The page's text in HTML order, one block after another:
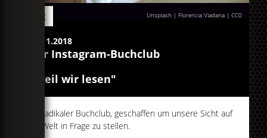
Unsplash | Florencia Viadana | CC0
Blog
06.11.2018
Der Instagram-Buchclub
"Weil wir lesen"
Ein radikaler Buchclub, geschaffen um unsere Sicht auf
die Welt in Frage zu stellen.